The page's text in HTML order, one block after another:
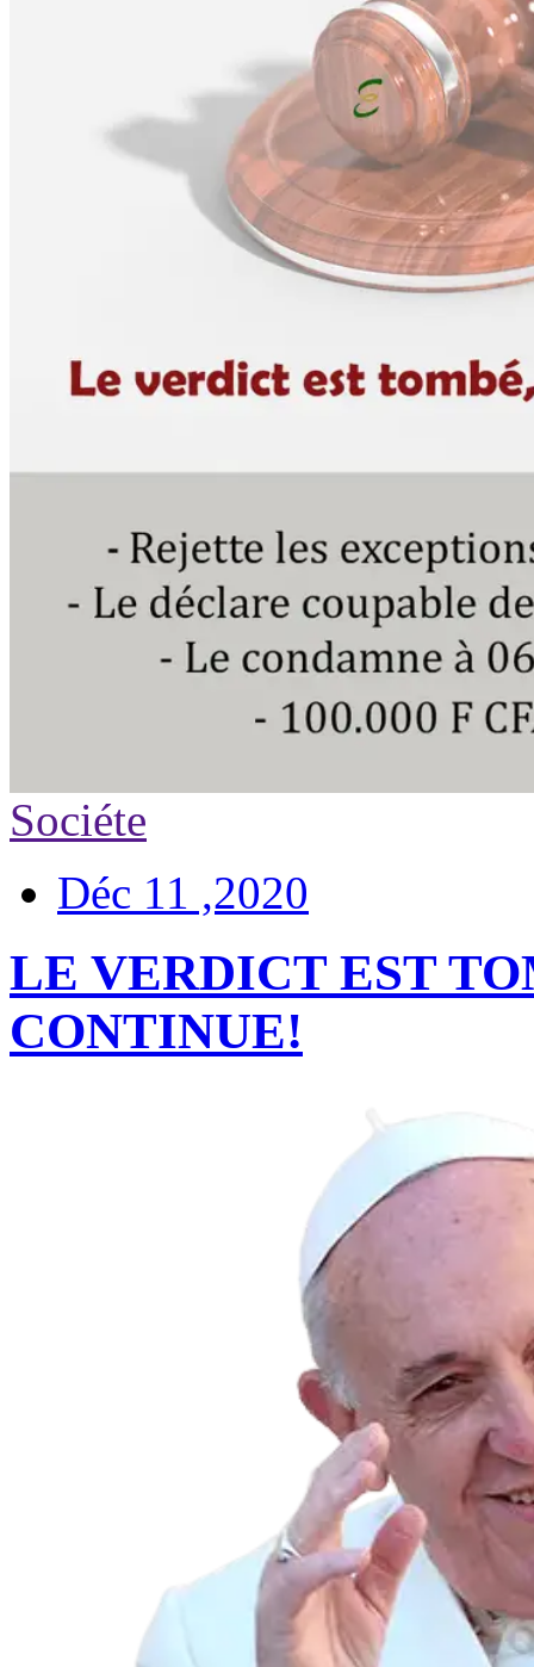
Sociéte
Déc 11 ,2020
LE VERDICT EST
CONTINUE!